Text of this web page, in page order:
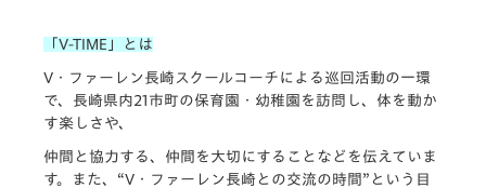
「V-TIME」とは
V・ファーレン長崎スクールコーチによる巡回活動の一環
で、長崎県内21市町の保育園・幼稚園を訪問し、体を動か
す楽しさや、
仲間と協力する、仲間を大切にすることなどを伝えていま
す。また、“V・ファーレン長崎との交流の時間”という目